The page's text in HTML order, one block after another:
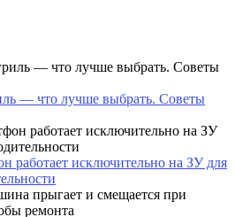
— что лучше выбрать. Советы
работает исключительно на ЗУ для